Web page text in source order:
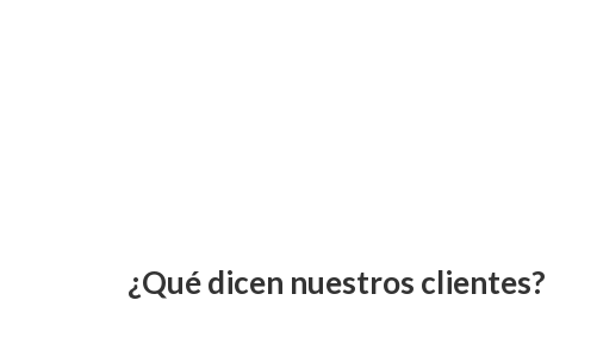
¿Qué dicen nuestros clientes?